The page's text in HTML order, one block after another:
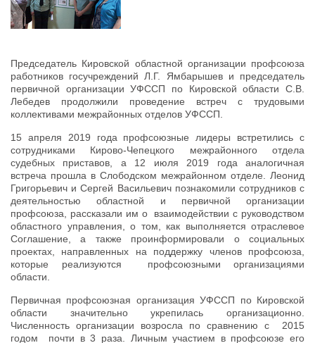
Председатель Кировской областной организации профсоюза
работников госучреждений Л.Г. Ямбарышев и председатель
первичной организации УФССП по Кировской области С.В.
Лебедев продолжили проведение встреч с трудовыми
коллективами межрайонных отделов УФССП.
15 апреля 2019 года профсоюзные лидеры встретились с
сотрудниками Кирово-Чепецкого межрайонного отдела
судебных приставов, а 12 июля 2019 года аналогичная
встреча прошла в Слободском межрайонном отделе. Леонид
Григорьевич и Сергей Васильевич познакомили сотрудников с
деятельностью областной и первичной организации
профсоюза, рассказали им о взаимодействии с руководством
областного управления, о том, как выполняется отраслевое
Соглашение, а также проинформировали о социальных
проектах, направленных на поддержку членов профсоюза,
которые реализуются профсоюзными организациями
области.
Первичная профсоюзная организация УФССП по Кировской
области значительно укрепилась организационно.
Численность организации возросла по сравнению с 2015
годом почти в 3 раза. Личным участием в профсоюзе его